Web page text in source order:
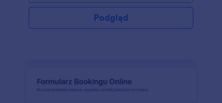
dopasować formularz do swojego salonu.
Podgląd